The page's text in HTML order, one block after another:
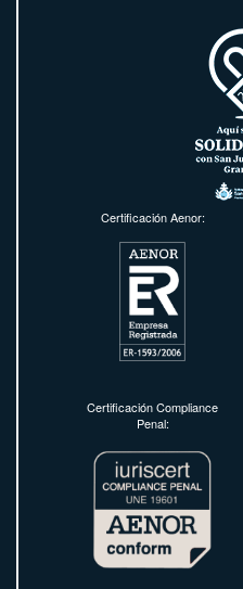
Certificación Aenor:
Certificación Compliance
Penal: